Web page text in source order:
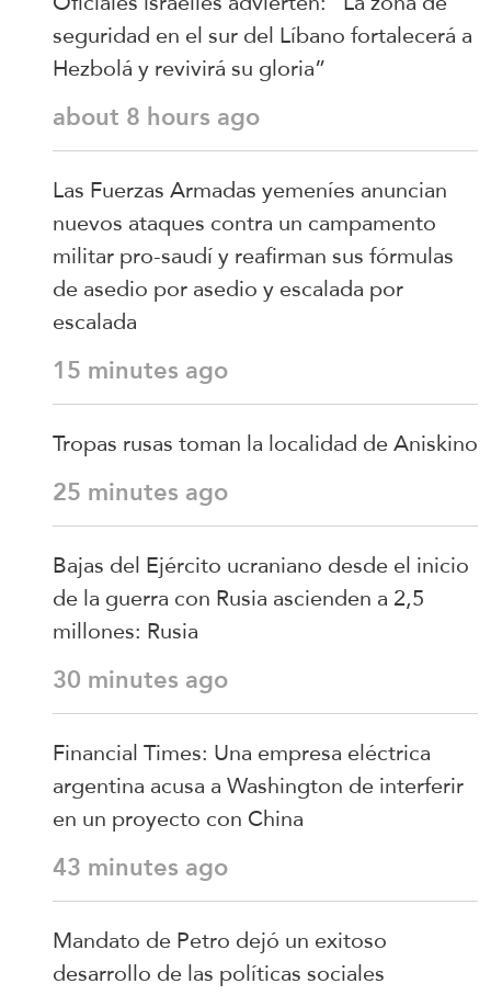
seguridad en el sur del Líbano fortalecerá a
Hezbolá y revivirá su gloria”
about 8 hours ago
Las Fuerzas Armadas yemeníes anuncian
nuevos ataques contra un campamento
militar pro-saudí y reafirman sus fórmulas
de asedio por asedio y escalada por
escalada
15 minutes ago
Tropas rusas toman la localidad de Aniskino
25 minutes ago
Bajas del Ejército ucraniano desde el inicio
de la guerra con Rusia ascienden a 2,5
millones: Rusia
30 minutes ago
Financial Times: Una empresa eléctrica
argentina acusa a Washington de interferir
en un proyecto con China
43 minutes ago
Mandato de Petro dejó un exitoso
desarrollo de las políticas sociales